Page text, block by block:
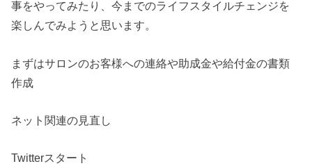
事をやってみたり、今までのライフスタイルチェンジを
楽しんでみようと思います。
まずはサロンのお客様への連絡や助成金や給付金の書類
作成
ネット関連の見直し
Twitterスタート